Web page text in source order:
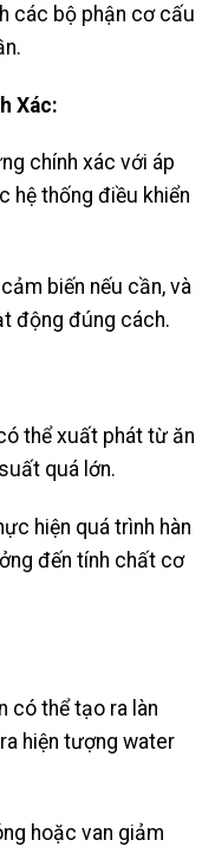
các bộ phận cơ cấu
Xác:
chính xác với áp
hệ thống điều khiển
biến nếu cần, và
động đúng cách.
thể xuất phát từ ăn
quá lớn.
hiện quá trình hàn
đến tính chất cơ
có thể tạo ra làn
hiện tượng water
hoặc van giảm